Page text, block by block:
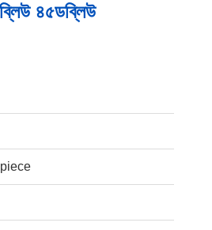
৪৫ডব্লিউ